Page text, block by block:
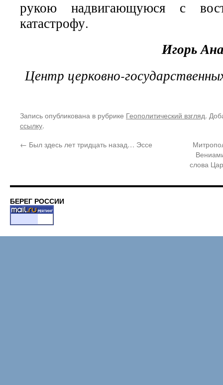
рукою надвигающуюся с
катастрофу.
Игорь
Центр церковно-
Запись опубликована в рубрике Геополитический взгляд.
ссылку.
← Был здесь лет тридцать назад… Эссе
слова
БЕРЕГ РОССИИ